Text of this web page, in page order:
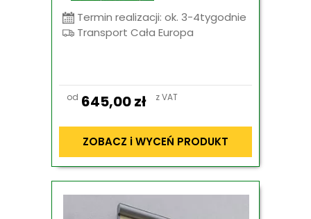
Termin realizacji: ok. 3-4tygodnie
Transport Cała Europa
od 645,00zł z VAT
ZOBACZ i WYCEŃ PRODUKT